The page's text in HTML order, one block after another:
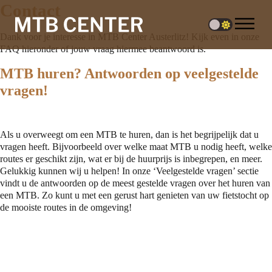
FAQ hieronder of jouw vraag hiermee beantwoord is.
MTB huren? Antwoorden op veelgestelde
vragen!
Als u overweegt om een MTB te huren, dan is het begrijpelijk dat u
vragen heeft. Bijvoorbeeld over welke maat MTB u nodig heeft, welke
routes er geschikt zijn, wat er bij de huurprijs is inbegrepen, en meer.
Gelukkig kunnen wij u helpen! In onze ‘Veelgestelde vragen’ sectie
vindt u de antwoorden op de meest gestelde vragen over het huren van
een MTB. Zo kunt u met een gerust hart genieten van uw fietstocht op
de mooiste routes in de omgeving!